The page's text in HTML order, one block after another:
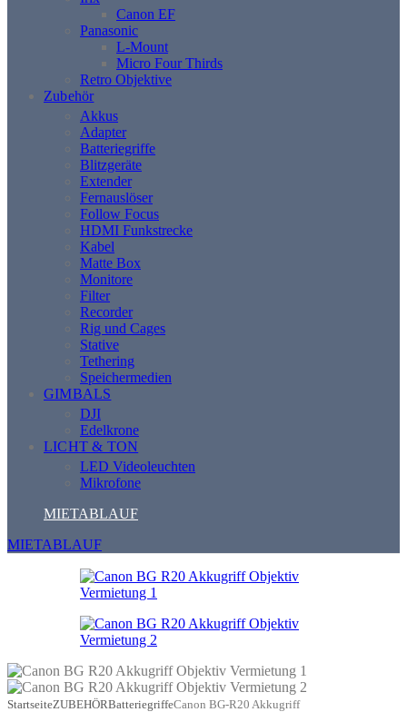
Canon EF
Panasonic
L-Mount
Micro Four Thirds
Retro Objektive
Zubehör
Akkus
Adapter
Batteriegriffe
Blitzgeräte
Extender
Fernauslöser
Follow Focus
HDMI Funkstrecke
Kabel
Matte Box
Monitore
Filter
Recorder
Rig und Cages
Stative
Tethering
Speichermedien
GIMBALS
DJI
Edelkrone
LICHT & TON
LED Videoleuchten
Mikrofone
MIETABLAUF
MIETABLAUF
StartseiteZUBEHÖRBatteriegriffeCanon BG-R20 Akkugriff